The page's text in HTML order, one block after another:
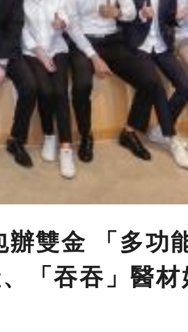
雙金 「多功
「吞吞」醫材